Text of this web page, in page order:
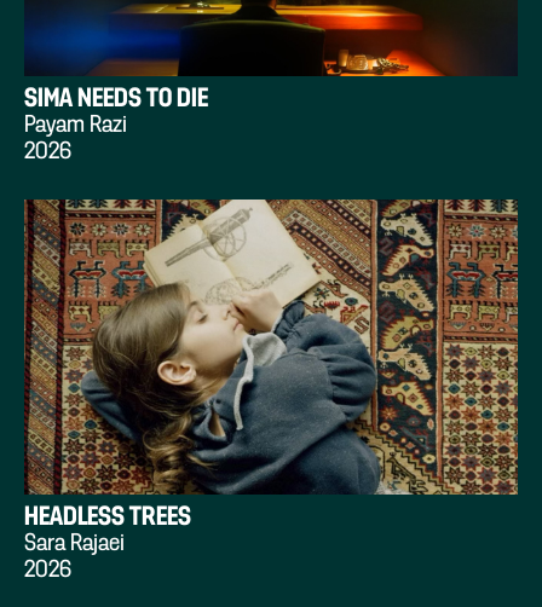
SIMA NEEDS TO DIE
Payam Razi
2026
HEADLESS TREES
Sara Rajaei
2026